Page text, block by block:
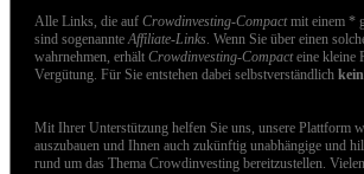
Alle Links, die auf Crowdinvesting-Compactmit einem *
sind sogenannteAffiliate-Links. Wenn Sie über einen
wahrnehmen, erhält Crowdinvesting-Compacteine kleine
Vergütung. Für Sie entstehen dabei selbstverständlich
Mit Ihrer Unterstützung helfen Sie uns, unsere Plattform
auszubauen und Ihnen auch zukünftig unabhängige und
rund um das Thema Crowdinvesting bereitzustellen.